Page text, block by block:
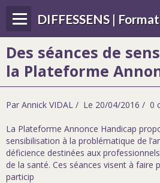
Des séances de
la Plateforme
Par Annick VIDAL Le 20/04/2016 0
La Plateforme Annonce Handicap
sensibilisation à la problématique de
déficience destinées aux
de la santé. Ces séances visent à faire
particip